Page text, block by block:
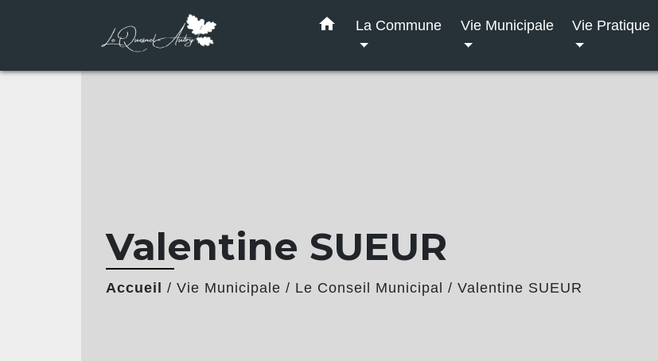
home La Commune Vie Municipale Vie Pratique
Valentine SUEUR
Accueil / Vie Municipale / Le Conseil Municipal / Valentine SUEUR